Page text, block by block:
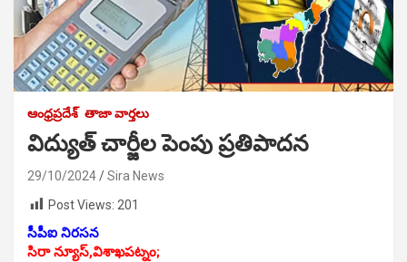
ఆంధ్రప్రదేశ్ తాజా వార్తలు
విద్యుత్ చార్జీల పెంపు ప్రతిపాదన
29/10/2024
Sira News
Post Views: 201
సీపీఐ నిరసన
సిరా న్యూస్,విశాఖపట్నం;